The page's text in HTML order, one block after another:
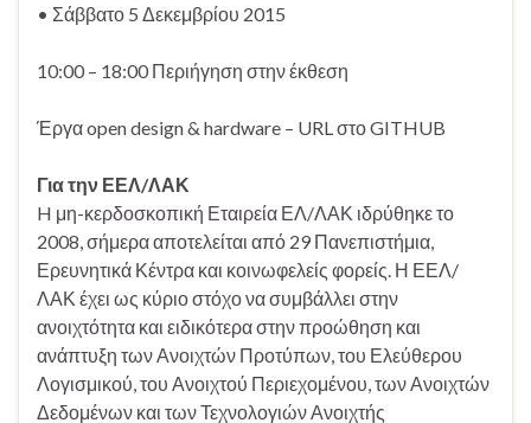
• Σάββατο 5 Δεκεμβρίου 2015
10:00 – 18:00 Περιήγηση στην έκθεση
Έργα open design & hardware – URL στο GITHUB
Για την ΕΕΛ/ΛΑΚ
H μη-κερδοσκοπική Εταιρεία ΕΛ/ΛΑΚ ιδρύθηκε το
2008, σήμερα αποτελείται από 29 Πανεπιστήμια,
Ερευνητικά Κέντρα και κοινωφελείς φορείς. Η ΕΕΛ/
ΛΑΚ έχει ως κύριο στόχο να συμβάλλει στην
ανοιχτότητα και ειδικότερα στην προώθηση και
ανάπτυξη των Ανοιχτών Προτύπων, του Ελεύθερου
Λογισμικού, του Ανοιχτού Περιεχομένου, των Ανοιχτών
Δεδομένων και των Τεχνολογιών Ανοιχτής